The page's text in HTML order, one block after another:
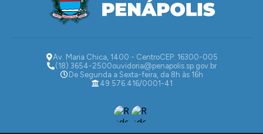
Av. Maria Chica, 1400 - CentroCEP: 16300-005
(18) 3654-2500ouvidoria@penapolis.sp.gov.br
De Segunda a Sexta-feira, da 8h às 16h
49.576.416/0001-41